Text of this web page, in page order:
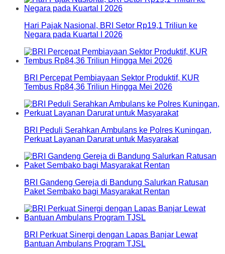
Hari Pajak Nasional, BRI Setor Rp19,1 Triliun ke
Negara pada Kuartal I 2026
BRI Percepat Pembiayaan Sektor Produktif, KUR
Tembus Rp84,36 Triliun Hingga Mei 2026
BRI Peduli Serahkan Ambulans ke Polres Kuningan,
Perkuat Layanan Darurat untuk Masyarakat
BRI Gandeng Gereja di Bandung Salurkan Ratusan
Paket Sembako bagi Masyarakat Rentan
BRI Perkuat Sinergi dengan Lapas Banjar Lewat
Bantuan Ambulans Program TJSL